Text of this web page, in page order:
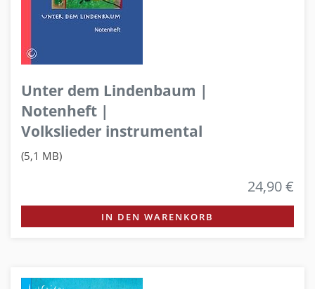
Unter dem Lindenbaum |
Notenheft |
Volkslieder instrumental
(5,1 MB)
24,90 €
IN DEN WARENKORB